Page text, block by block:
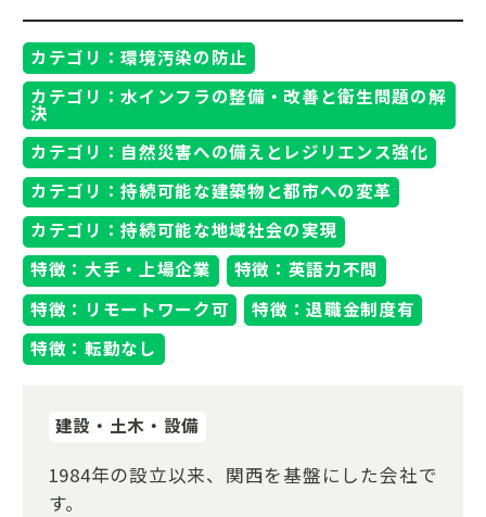
カテゴリ：環境汚染の防止
カテゴリ：水インフラの整備・改善と衛生問題の解
決
カテゴリ：自然災害への備えとレジリエンス強化
カテゴリ：持続可能な建築物と都市への変革
カテゴリ：持続可能な地域社会の実現
特徴：大手・上場企業
特徴：英語力不問
特徴：リモートワーク可
特徴：退職金制度有
特徴：転勤なし
建設・土木・設備
1984年の設立以来、関西を基盤にした会社で
す。